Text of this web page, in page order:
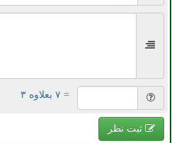
= ۷ بعلاوه ۳
ثبت نظر